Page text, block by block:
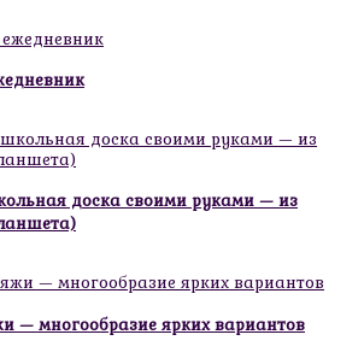
доска своими руками — из
— многообразие ярких вариантов